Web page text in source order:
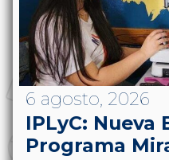
6 agosto, 2026
IPLyC: Nueva
Programa